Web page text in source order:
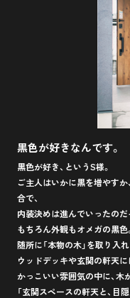
黒色が好きなんです。
黒色が好き、というS様。
ご主人はいかに黒を増やす
合で、
内装決めは進んでいったのだ
もちろん外観もオメガの黒色
随所に「本物の木」を取り入
ウッドデッキや玄関の軒天に
かっこいい雰囲気の中に、木
「玄関スペースの軒天と、目